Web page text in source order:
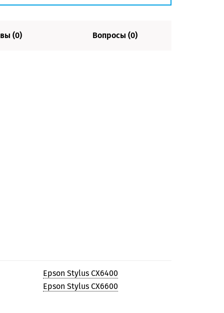
(0) Вопросы (0)
Epson Stylus CX6400
Epson Stylus CX6600